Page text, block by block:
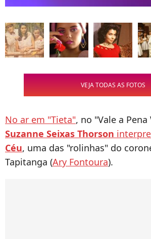
VEJA TODAS AS FOTOS
No ar em "Tieta", no "Vale a
Suzanne Seixas Thorson
Céu, uma das "rolinhas" do
Tapitanga (Ary Fontoura).